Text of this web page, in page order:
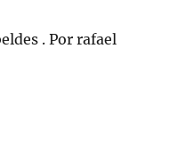
. Por rafael